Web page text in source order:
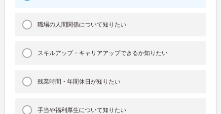
職場の人間関係について知りたい
スキルアップ・キャリアアップできるか知りたい
残業時間・年間休日が知りたい
手当や福利厚生について知りたい